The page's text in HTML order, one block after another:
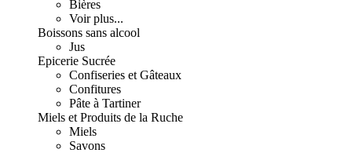
Bières
Voir plus...
Boissons sans alcool
Jus
Epicerie Sucrée
Confiseries et Gâteaux
Confitures
Pâte à Tartiner
Miels et Produits de la Ruche
Miels
Savons